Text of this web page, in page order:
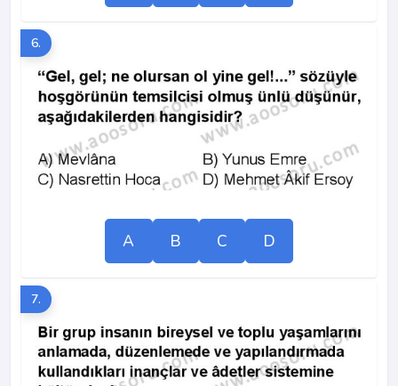
6.
A B C D
7.